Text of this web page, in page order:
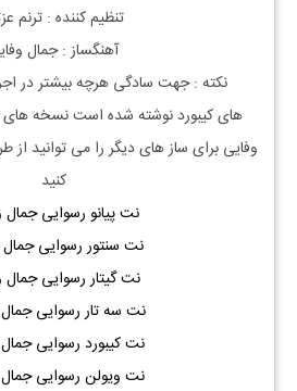
تنظیم کننده : ترنم
آهنگساز : جمال
نکته : جهت سادگی هرچه بیشتر در
هایکیبورد نوشته شده است نسخه های
وفاییبرای ساز های دیگر را می توانید از
کنید
نت پیانو رسوایی جمال
نت سنتور رسوایی جمال
نت گیتار رسوایی جمال
نت سه تار رسوایی
نت کیبورد رسوایی
نت ویولن رسوایی